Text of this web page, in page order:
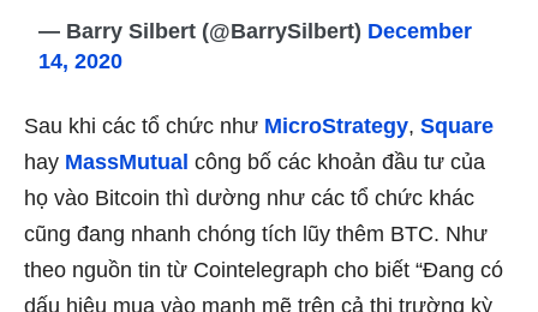
— Barry Silbert (@BarrySilbert) December
14, 2020
Sau khi các tổ chức như MicroStrategy, Square
hay MassMutual công bố các khoản đầu tư của
họ vào Bitcoin thì dường như các tổ chức khác
cũng đang nhanh chóng tích lũy thêm BTC. Như
theo nguồn tin từ Cointelegraph cho biết “Đang có
dấu hiệu mua vào mạnh mẽ trên cả thị trường kỳ